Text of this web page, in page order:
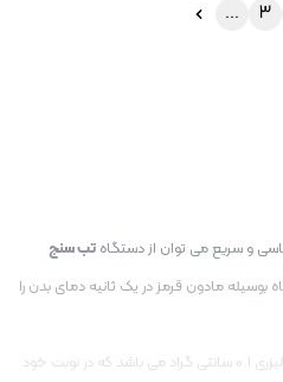
3
...
و سریع می توان از دستگاه تب سنج
بوسیله مادون قرمز در یک ثانیه دمای بدن را
لیزری ۰.۱ سانتی گراد می باشد که در نوبت خود